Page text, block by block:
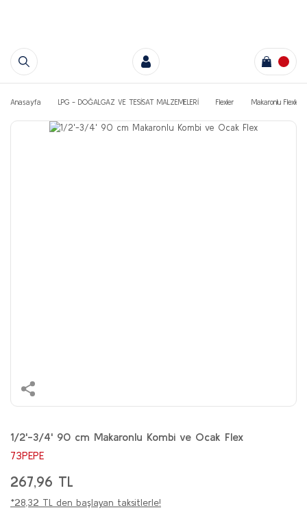
Anasayfa LPG - DOĞALGAZ VE TESİSAT MALZEMELERİ Flexler Makaronlu Flexler
1/2'-3/4' 90 cm Makaronlu Kombi ve Ocak Flex
73PEPE
267,96 TL
*28,32 TL den başlayan taksitlerle!